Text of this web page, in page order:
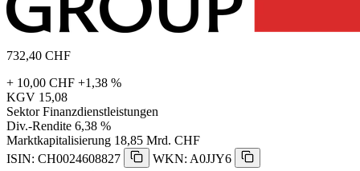
732,40 CHF
+ 10,00 CHF +1,38 %
KGV 15,08
Sektor Finanzdienstleistungen
Div.-Rendite 6,38 %
Marktkapitalisierung 18,85 Mrd. CHF
ISIN: CH0024608827
WKN: A0JJY6